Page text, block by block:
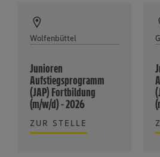
Wolfenbüttel
Junioren
Aufstiegsprogramm
(JAP) Fortbildung
(m/w/d) - 2026
ZUR STELLE